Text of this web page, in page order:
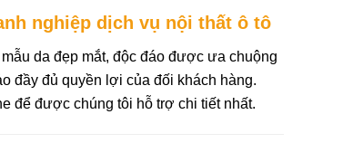
nghiệp dịch vụ nội thất ô tô
da đẹp mắt, độc đáo được ưa chuộng
đầy đủ quyền lợi của đối khách hàng.
để được chúng tôi hỗ trợ chi tiết nhất.